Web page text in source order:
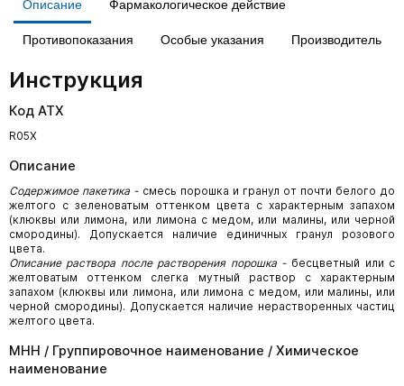
Описание Фармакологическое действие
Противопоказания Особые указания Производитель
Инструкция
Код АТХ
R05X
Описание
Содержимое пакетика - смесь порошка и гранул от почти белого до
желтого с зеленоватым оттенком цвета с характерным запахом
(клюквы или лимона, или лимона с медом, или малины, или черной
смородины). Допускается наличие единичных гранул розового
цвета.
Описание раствора после растворения порошка -бесцветный или с
желтоватым оттенком слегка мутный раствор с характерным
запахом (клюквы или лимона, или лимона с медом, или малины, или
черной смородины). Допускается наличие нерастворенных частиц
желтого цвета.
МНН / Группировочное наименование / Химическое
наименование